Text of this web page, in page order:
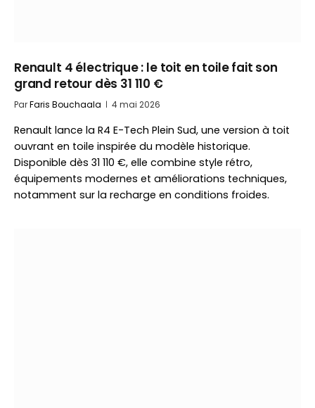
Renault 4 électrique : le toit en toile fait son
grand retour dès 31 110 €
ParFaris Bouchaala 4 mai 2026
Renault lance la R4 E-Tech Plein Sud, une version à toit
ouvrant en toile inspirée du modèle historique.
Disponible dès 31 110 €, elle combine style rétro,
équipements modernes et améliorations techniques,
notamment sur la recharge en conditions froides.